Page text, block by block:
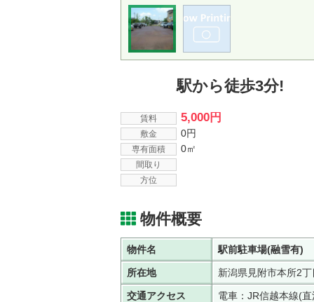
駅から徒歩3分!
賃料 5,000円
敷金 0円
専有面積 0㎡
間取り
方位
物件概要
物件名 駅前駐車場(融雪有)
所在地 新潟県見附市本所2
交通アクセス 電車：JR信越本線(